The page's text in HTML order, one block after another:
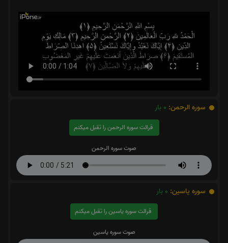
سوره الرحمن: 0 بار
قرائت سوره الرحمن را تقبل میکنم
صوت سوره الرحمن
سوره یاسین: 0 بار
قرائت سوره یاسین را تقبل میکنم
صوت سوره یاسین